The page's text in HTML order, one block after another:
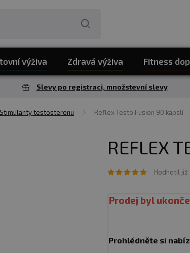
výživa Zdravá výživa Fitness
Slevy po registraci, množstevní slevy
Stimulanty testosteronu Reflex Testo Fusion 90 kapslí
REFLEX
Hodnotil již
Prodej byl
Prohlédněte si